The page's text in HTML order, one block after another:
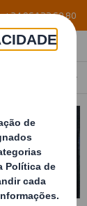
+34 96 122 60 80